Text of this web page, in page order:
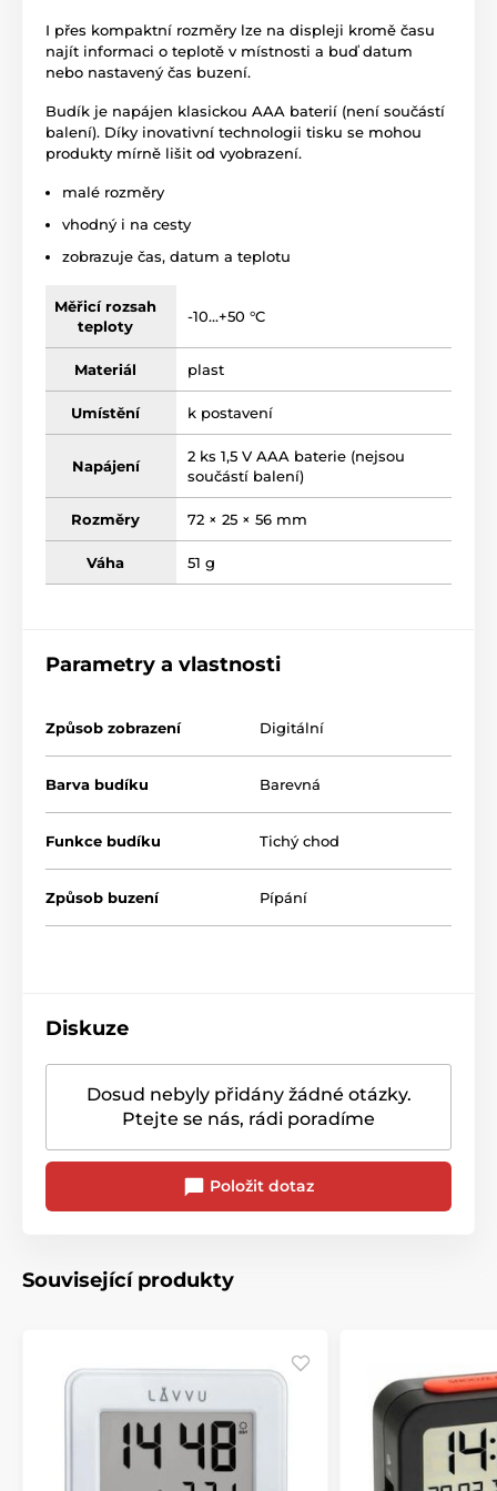
I přes kompaktní rozměry lze na displeji kromě času
najít informaci o teplotě v místnosti a buď datum
nebo nastavený čas buzení.
Budík je napájen klasickou AAA baterií (není součástí
balení). Díky inovativní technologii tisku se mohou
produkty mírně lišit od vyobrazení.
malé rozměry
vhodný i na cesty
zobrazuje čas, datum a teplotu
Měřicí rozsah
teploty
-10...+50 °C
Materiál plast
Umístění k postavení
Napájení
2 ks 1,5 V AAA baterie (nejsou
součástí balení)
Rozměry 72 × 25 × 56 mm
Váha 51 g
Parametry a vlastnosti
Způsob zobrazení Digitální
Barva budíku Barevná
Funkce budíku Tichý chod
Způsob buzení Pípání
Diskuze
Dosud nebyly přidány žádné otázky.
Ptejte se nás, rádi poradíme
Položit dotaz
Související produkty